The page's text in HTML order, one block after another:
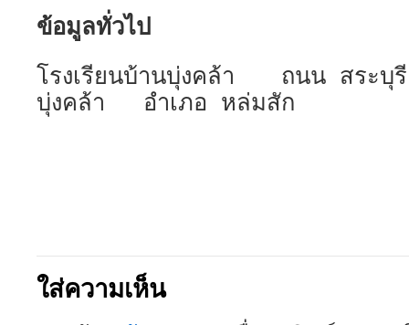
ข้อมูลทั่วไป
โรงเรียนบ้านบุ่งคล้า ถนน สระ
บุ่งคล้า อำเภอ หล่มสัก
ใส่ความเห็น